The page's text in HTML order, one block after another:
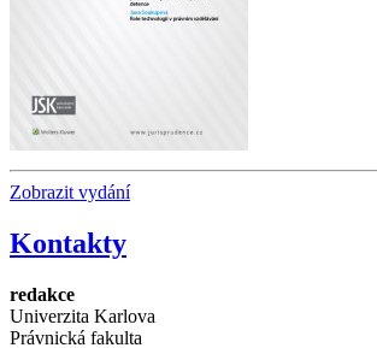
Zobrazit vydání
Kontakty
redakce
Univerzita Karlova
Právnická fakulta